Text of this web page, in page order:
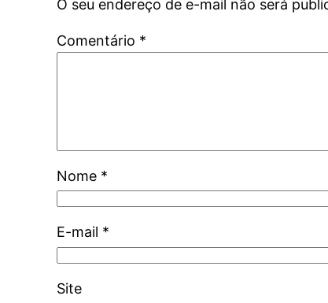
O seu endereço de e-mail não será
Comentário *
Nome *
E-mail *
Site